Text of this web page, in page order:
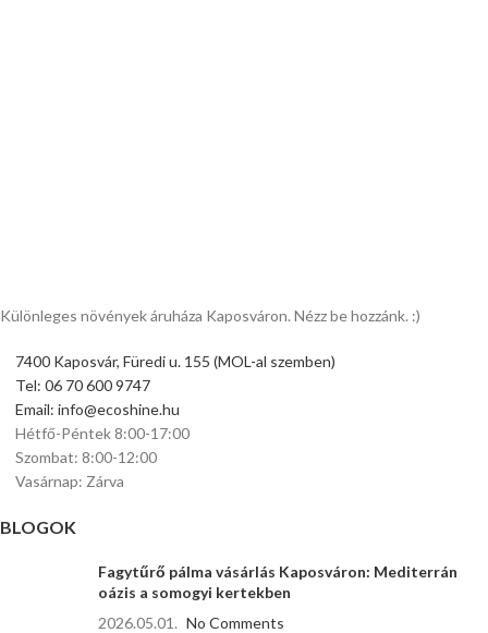
Különleges növények áruháza Kaposváron. Nézz be hozzánk. :)
7400 Kaposvár, Füredi u. 155 (MOL-al szemben)
Tel: 06 70 600 9747
Email: info@ecoshine.hu
Hétfő-Péntek 8:00-17:00
Szombat: 8:00-12:00
Vasárnap: Zárva
BLOGOK
Fagytűrő pálma vásárlás Kaposváron: Mediterrán
oázis a somogyi kertekben
2026.05.01. No Comments